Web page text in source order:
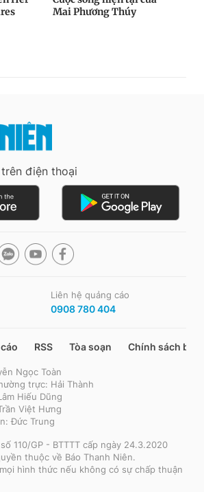
điện thoại
Liên hệ quảng cáo
0908 780 404
RSS Tòa soạn Chính sách bảo
Ngọc Toàn
trực: Hải Thành
Hiếu Dũng
Việt Hưng
Đức Trung
110/GP - BTTTT cấp ngày 24.3.2020
thuộc về Báo Thanh Niên.
hình thức nếu không có sự chấp thuận